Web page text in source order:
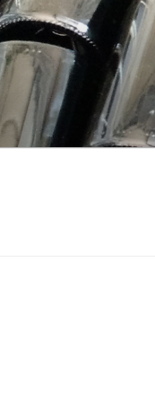
Aller
au
contenu
principal